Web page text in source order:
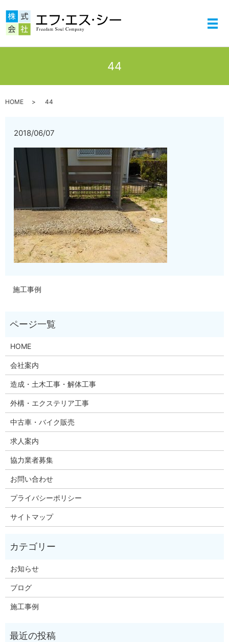
メ
44
HOME 44
2018/06/07
施工事例
HOME
会社案内
造成・土木工事・解体工事
外構・エクステリア工事
中古車・バイク販売
求人案内
協力業者募集
お問い合わせ
プライバシーポリシー
サイトマップ
お知らせ
ブログ
施工事例